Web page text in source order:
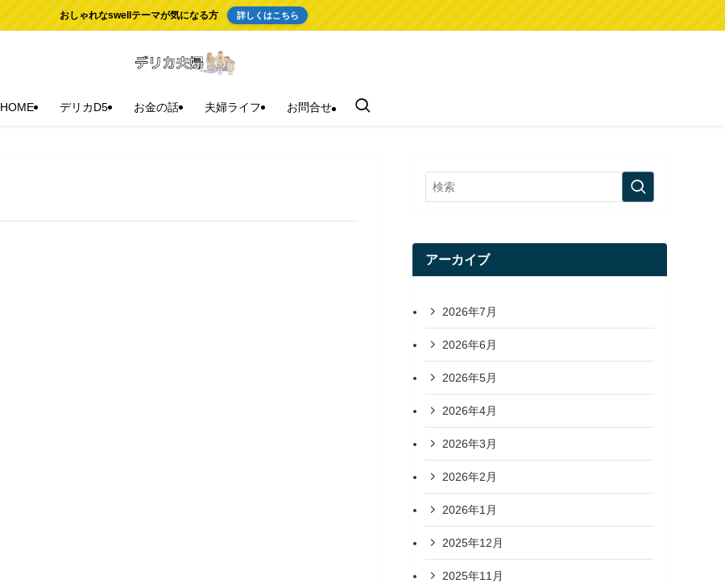
おしゃれなswellテーマが気になる方 詳しくはこちら
HOME デリカD5 お金の話 夫婦ライフ お問合せ
アーカイブ
2026年7月
2026年6月
2026年5月
2026年4月
2026年3月
2026年2月
2026年1月
2025年12月
2025年11月